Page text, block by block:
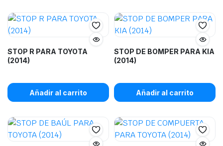
STOP R PARA TOYOTA
(2014)
Añadir al carrito
STOP DE BOMPER PARA KIA
(2014)
Añadir al carrito